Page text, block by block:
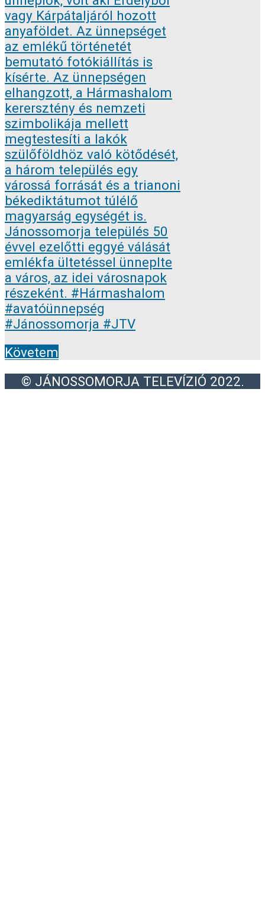
Követem
© JÁNOSSOMORJA TELEVÍZIÓ 2022.